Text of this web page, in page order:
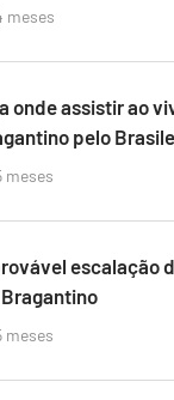
meses
onde assistir ao
pelo
meses
escalação
Bragantino
meses